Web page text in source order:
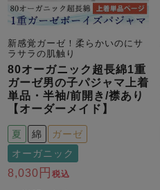
新感覚ガーゼ！柔らかいのにサ
ラサラの肌触り
80オーガニック超長綿1重
ガーゼ男の子パジャマ上着
単品・半袖/前開き/襟あり
【オーダーメイド】
夏 綿
ガーゼ
オーガニック
8,030 税込